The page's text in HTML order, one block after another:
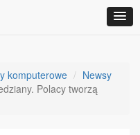
komputerowe
Newsy
Polacy tworzą